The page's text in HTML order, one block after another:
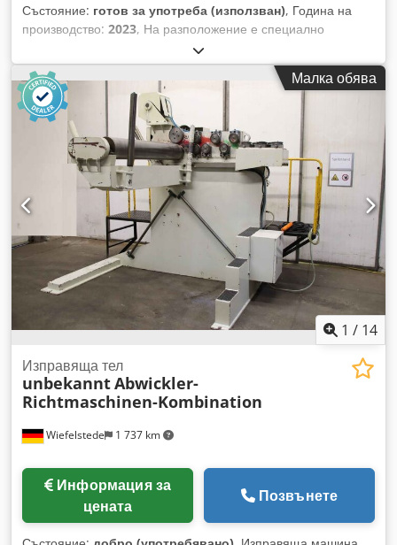
Състояние: готов за употреба (използван), Година на
производство: 2023, На разположение е специално
изработена машина за надлъжно рязане и изправяне на
алуминиеви ленти Grossmann/BFW. Ширина на лентата: 35
мм, изправящ механизъм: многоролков, тип на ножа:
дисков нож, водене на лентата: ролкова система,
регулиране на натягането: KTC800A. Налична е
документация. Възможен е оглед на място. Dcsdpfx
Ajzklfdsipjk
Малка обява
1 / 14
Wiefelstede 1 737 km
Изправяща тел
unbekanntAbwickler-
Richtmaschinen-Kombination
Информация за
цената
Позвънете